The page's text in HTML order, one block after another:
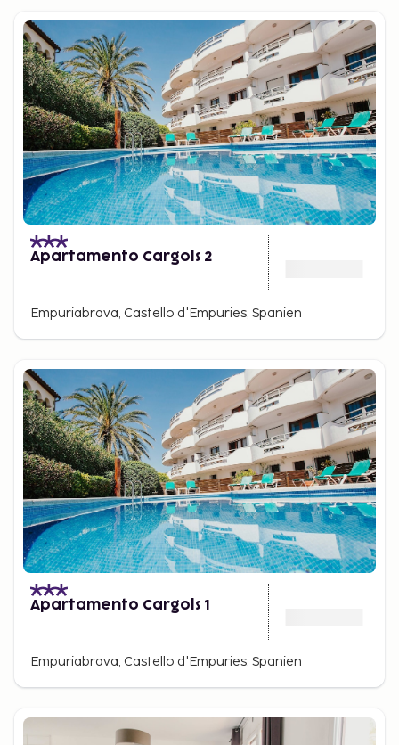
Apartamento Cargols 2
Empuriabrava, Castello d'Empuries, Spanien
Apartamento Cargols 1
Empuriabrava, Castello d'Empuries, Spanien